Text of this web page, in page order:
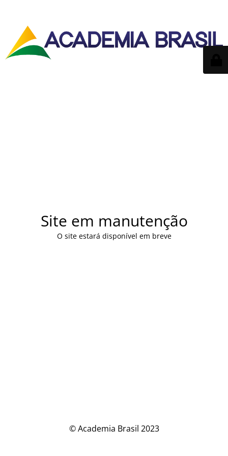
Site em manutenção
O site estará disponível em breve
© Academia Brasil 2023